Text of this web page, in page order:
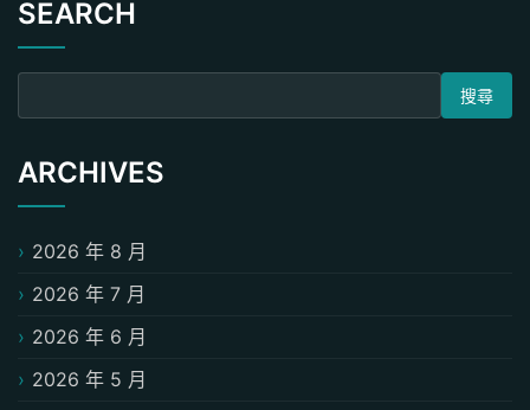
SEARCH
搜尋關鍵字:
ARCHIVES
2026 年 8 月
2026 年 7 月
2026 年 6 月
2026 年 5 月